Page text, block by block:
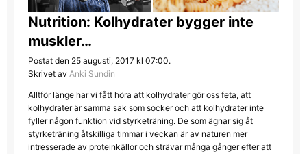
Nutrition: Kolhydrater bygger inte
muskler…
Postat den 25 augusti, 2017 kl 07:00.
Skrivet av Anki Sundin
Alltför länge har vi fått höra att kolhydrater gör oss feta, att
kolhydrater är samma sak som socker och att kolhydrater inte
fyller någon funktion vid styrketräning. De som ägnar sig åt
styrketräning åtskilliga timmar i veckan är av naturen mer
intresserade av proteinkällor och strävar många gånger efter att